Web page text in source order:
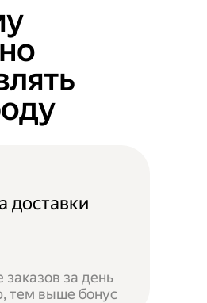
доставки
за день
тем выше бонус